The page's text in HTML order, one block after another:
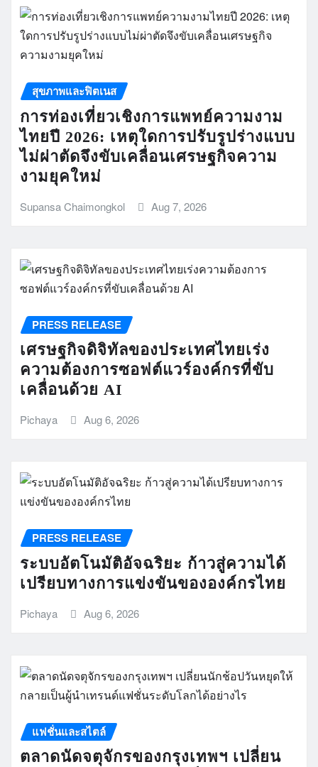
สุขภาพและฟิตเนส
การท่องเที่ยวเชิงการแพทย์ความงาม
ไทยปี 2026: เหตุใดการปรับรูปร่างแบบ
ไม่ผ่าตัดจึงขับเคลื่อนเศรษฐกิจความ
งามยุคใหม่
Supansa Chaimongkol Aug 7, 2026
PRESS RELEASE
เศรษฐกิจดิจิทัลของประเทศไทยเร่ง
ความต้องการซอฟต์แวร์องค์กรที่ขับ
เคลื่อนด้วย AI
Pichaya Aug 6, 2026
PRESS RELEASE
ระบบอัตโนมัติอัจฉริยะ ก้าวสู่ความได้
เปรียบทางการแข่งขันขององค์กรไทย
Pichaya Aug 6, 2026
แฟชั่นและสไตล์
ตลาดนัดจตุจักรของกรุงเทพฯ เปลี่ยน